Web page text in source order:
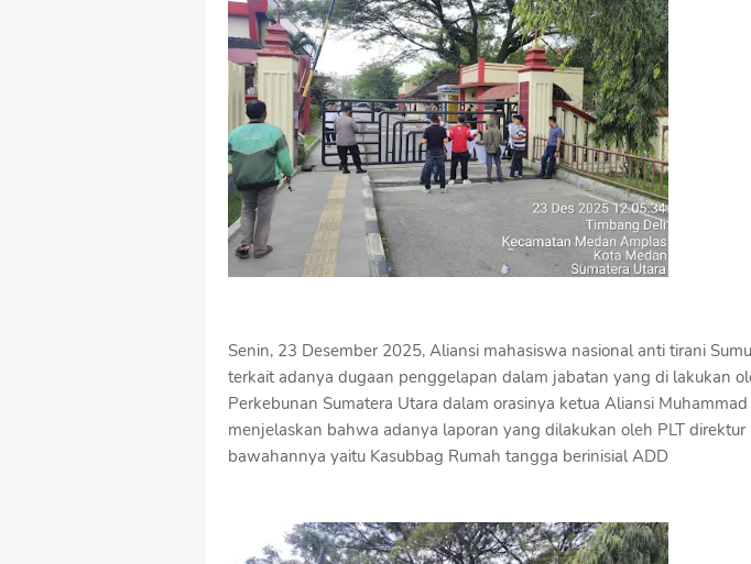
‎Senin, 23 Desember 2025, Aliansi mahasiswa nasional anti tirani
terkait adanya dugaan penggelapan dalam jabatan yang di lakukan
Perkebunan Sumatera Utara dalam orasinya ketua Aliansi
menjelaskan bahwa adanya laporan yang dilakukan oleh PLT direktur
bawahannya yaitu Kasubbag Rumah tangga berinisial ADD